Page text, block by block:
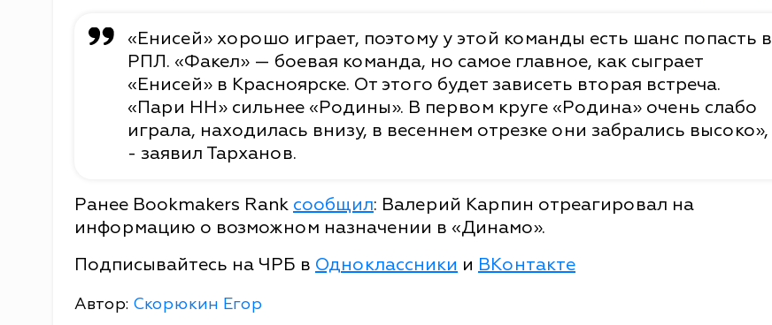
«Енисей» хорошо играет, поэтому у этой команды есть шанс попасть в
РПЛ. «Факел» — боевая команда, но самое главное, как сыграет
«Енисей» в Красноярске. От этого будет зависеть вторая встреча.
«Пари НН» сильнее «Родины». В первом круге «Родина» очень слабо
играла, находилась внизу, в весеннем отрезке они забрались высоко»,
- заявил Тарханов.
Ранее Bookmakers Rank сообщил: Валерий Карпин отреагировал на
информацию о возможном назначении в «Динамо».
Подписывайтесь на ЧРБ в Одноклассники и ВКонтакте
Автор: Скорюкин Егор